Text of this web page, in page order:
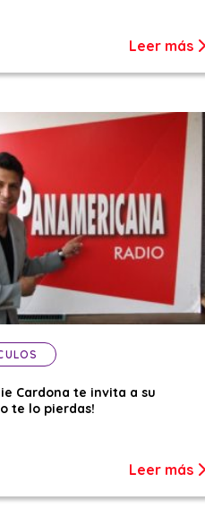
Leer más
Cardona te invita a su
te lo pierdas!
Leer más